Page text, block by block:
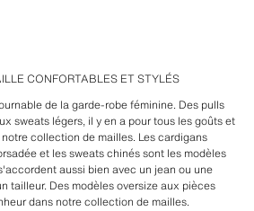
CONFORTABLES ET STYLÉS
de la garde-robe féminine. Des pulls
sweats légers, il y en a pour tous les goûts et
collection de mailles. Les cardigans
et les sweats chinés sont les modèles
aussi bien avec un jean ou une
tailleur. Des modèles oversize aux pièces
dans notre collection de mailles.